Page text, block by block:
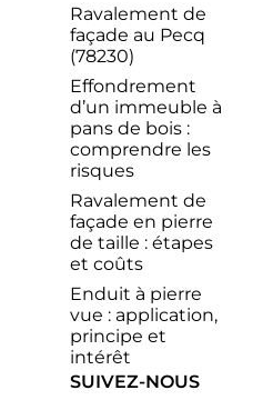
Ravalement de
façade au Pecq
(78230)
Effondrement
d’un immeuble à
pans de bois :
comprendre les
risques
Ravalement de
façade en pierre
de taille : étapes
et coûts
Enduit à pierre
vue : application,
principe et
intérêt
SUIVEZ-NOUS